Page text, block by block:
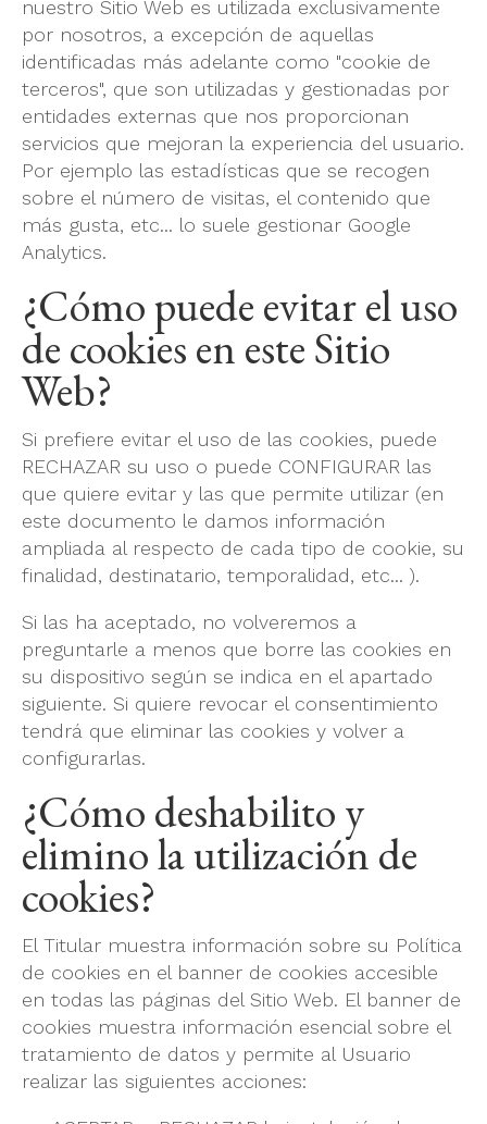
nuestro Sitio Web es utilizada exclusivamente
por nosotros, a excepción de aquellas
identificadas más adelante como "cookie de
terceros", que son utilizadas y gestionadas por
entidades externas que nos proporcionan
servicios que mejoran la experiencia del usuario.
Por ejemplo las estadísticas que se recogen
sobre el número de visitas, el contenido que
más gusta, etc... lo suele gestionar Google
Analytics.
¿Cómo puede evitar el uso
de cookies en este Sitio
Web?
Si prefiere evitar el uso de las cookies, puede
RECHAZAR su uso o puede CONFIGURAR las
que quiere evitar y las que permite utilizar (en
este documento le damos información
ampliada al respecto de cada tipo de cookie, su
finalidad, destinatario, temporalidad, etc... ).
Si las ha aceptado, no volveremos a
preguntarle a menos que borre las cookies en
su dispositivo según se indica en el apartado
siguiente. Si quiere revocar el consentimiento
tendrá que eliminar las cookies y volver a
configurarlas.
¿Cómo deshabilito y
elimino la utilización de
cookies?
El Titular muestra información sobre su Política
de cookies en el banner de cookies accesible
en todas las páginas del Sitio Web. El banner de
cookies muestra información esencial sobre el
tratamiento de datos y permite al Usuario
realizar las siguientes acciones: